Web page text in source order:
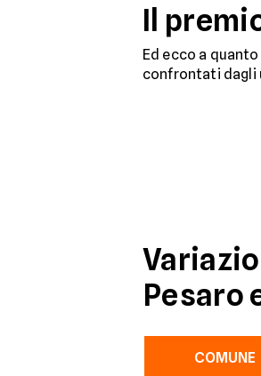
Il
Ed ecco a
confrontati dagli
Pesaro
COMUNE